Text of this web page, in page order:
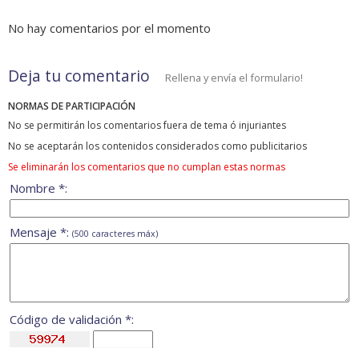
No hay comentarios por el momento
Deja tu comentario Rellena y envía el formulario!
NORMAS DE PARTICIPACIÓN
No se permitirán los comentarios fuera de tema ó injuriantes
No se aceptarán los contenidos considerados como publicitarios
Se eliminarán los comentarios que no cumplan estas normas
Nombre *:
Mensaje *: (500 caracteres máx)
Código de validación *: